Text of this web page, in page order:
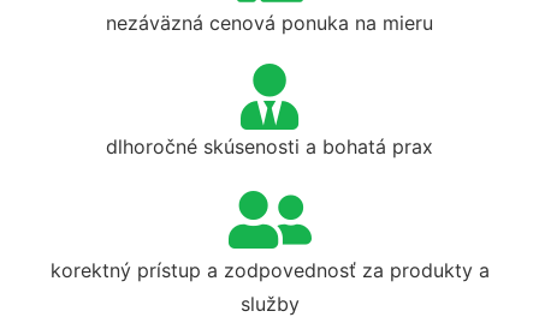
nezáväzná cenová ponuka na mieru
dlhoročné skúsenosti a bohatá prax
korektný prístup a zodpovednosť za produkty a
služby